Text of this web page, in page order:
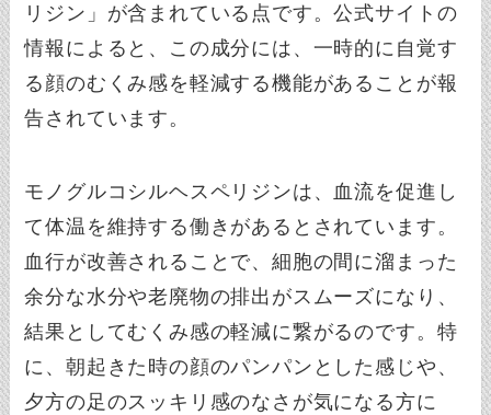
リジン」が含まれている点です。公式サイトの
情報によると、この成分には、一時的に自覚す
る顔のむくみ感を軽減する機能があることが報
告されています。
モノグルコシルヘスペリジンは、血流を促進し
て体温を維持する働きがあるとされています。
血行が改善されることで、細胞の間に溜まった
余分な水分や老廃物の排出がスムーズになり、
結果としてむくみ感の軽減に繋がるのです。特
に、朝起きた時の顔のパンパンとした感じや、
夕方の足のスッキリ感のなさが気になる方に